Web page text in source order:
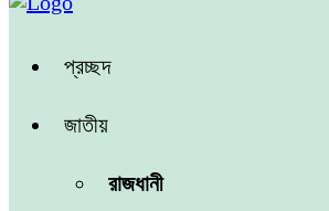
প্রচ্ছদ
জাতীয়
রাজধানী